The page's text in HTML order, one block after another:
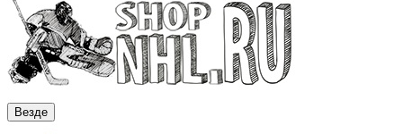
Везде